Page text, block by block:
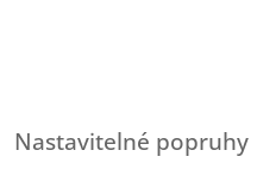
Nastavitelné popruhy